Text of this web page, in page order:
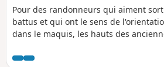
Pour des randonneurs qui aiment
battus et qui ont le sens de
dans le maquis, les hauts des
part quelques sections de route peu